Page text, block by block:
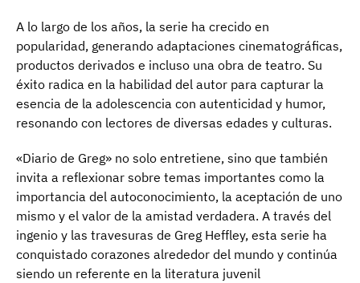
A lo largo de los años, la serie ha crecido en
popularidad, generando adaptaciones cinematográficas,
productos derivados e incluso una obra de teatro. Su
éxito radica en la habilidad del autor para capturar la
esencia de la adolescencia con autenticidad y humor,
resonando con lectores de diversas edades y culturas.
«Diario de Greg» no solo entretiene, sino que también
invita a reflexionar sobre temas importantes como la
importancia del autoconocimiento, la aceptación de uno
mismo y el valor de la amistad verdadera. A través del
ingenio y las travesuras de Greg Heffley, esta serie ha
conquistado corazones alrededor del mundo y continúa
siendo un referente en la literatura juvenil